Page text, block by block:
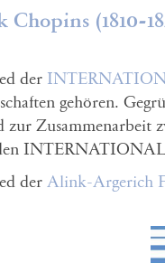
(1810-
der
gehören.
Zusammenarbeit
der Alink-Argerich